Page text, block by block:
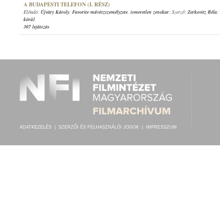
A BUDAPESTI TELEFON (I. RÉSZ)
Előadó: Újváry Károly, Favorite művészszemélyzete, ismeretlen zenekar; Szerző: Zerkovitz Béla;
körül
307 lejátszás
ADATKEZELÉS SZERZŐI ÉS FELHASZNÁLÓI JOGOK IMPRESSZUM